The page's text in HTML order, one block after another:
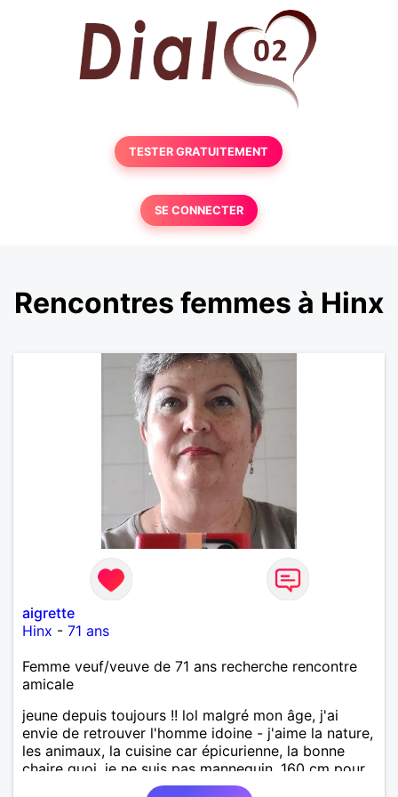
TESTER GRATUITEMENT
SE CONNECTER
Rencontres femmes à Hinx
aigrette
Hinx - 71 ans
Femme veuf/veuve de 71 ans recherche rencontre
amicale
jeune depuis toujours !! lol malgré mon âge, j'ai
envie de retrouver l'homme idoine - j'aime la nature,
les animaux, la cuisine car épicurienne, la bonne
chaire quoi, je ne suis pas mannequin, 160 cm pour
70 kg... horreur !! je suis sincère, assez joviale si les